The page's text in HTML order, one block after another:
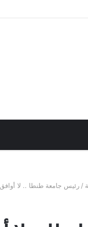
/ رئيس جامعة طنطا .. لا